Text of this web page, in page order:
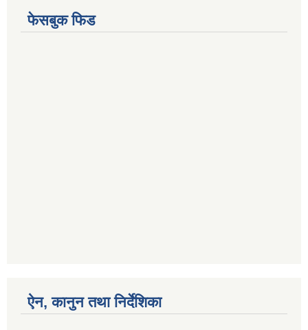
फेसबुक फिड
ऐन, कानुन तथा निर्देशिका